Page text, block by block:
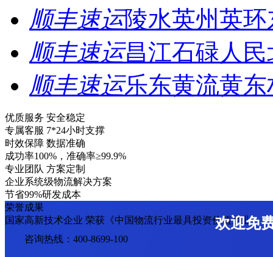
顺丰速运陵水英州英
顺丰速运昌江石碌人
顺丰速运乐东黄流黄
优质服务 安全稳定
专属客服 7*24小时支撑
时效保障 数据准确
成功率100%，准确率≥99.9%
专业团队 方案定制
企业系统级物流解决方案
节省99%研发成本
荣誉成果
国家高新技术企业 荣获《中国物流行业最具投资价值企业》
欢迎免
咨询热线：400-8699-100